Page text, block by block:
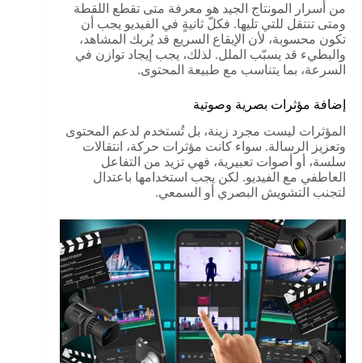
من أسرار المونتاج الجيد هو معرفة متى تقطع اللقطة
ومتى تنتقل للتي تليها. فكلّ ثانيةٍ في الفيديو يجب أن
تكون محسوبة، لأن الإيقاع السريع قد يُربك المشاهد،
والبطيء قد يسبّب الملل. لذلك، يجب إيجاد توازن في
السرعة، بما يتناسب مع طبيعة المحتوى.
إضافة مؤثرات بصرية وصوتية
المؤثرات ليست مجرد زينة، بل تُستخدم لدعم المحتوى
وتعزيز الرسالة. سواء كانت مؤثرات حركة، انتقالات
سلسة، أو أصوات تعبيرية، فهي تزيد من التفاعل
العاطفي مع الفيديو. لكن يجب استخدامها باعتدال
لتجنب التشويش البصري أو السمعي.